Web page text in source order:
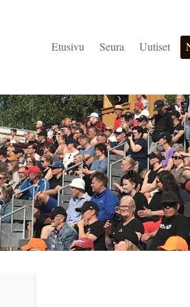
Etusivu Seura Uutiset